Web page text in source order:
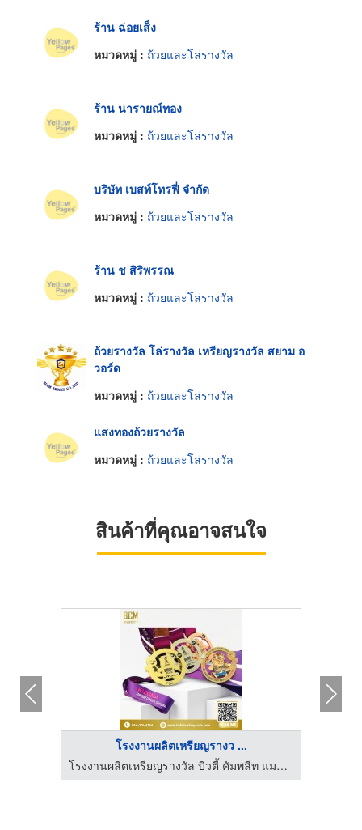
ร้าน ฉ่อยเส็ง
หมวดหมู่ : ถ้วยและโล่รางวัล
ร้าน นารายณ์ทอง
หมวดหมู่ : ถ้วยและโล่รางวัล
บริษัท เบสท์โทรฟี่ จำกัด
หมวดหมู่ : ถ้วยและโล่รางวัล
ร้าน ช สิริพรรณ
หมวดหมู่ : ถ้วยและโล่รางวัล
ถ้วยรางวัล โล่รางวัล เหรียญรางวัล สยาม อ
วอร์ด
หมวดหมู่ : ถ้วยและโล่รางวัล
แสงทองถ้วยรางวัล
หมวดหมู่ : ถ้วยและโล่รางวัล
สินค้าที่คุณอาจสนใจ
โรงงานผลิตเหรียญรางว ...
โรงงานผลิตเหรียญรางวัล บิวตี้ คัมพลีท แมนูแฟคเตอร์